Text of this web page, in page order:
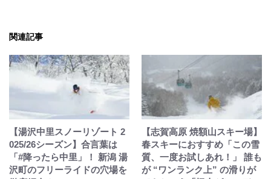
関連記事
【湯沢中里スノーリゾート 2
025/26シーズン】合言葉は
「#降ったら中里」！ 新潟 湯
沢町のフリーライドの穴場を
【志賀高原 焼額山スキー場】
春スキーにおすすめ「この雪
質、一度お試しあれ！」 誰も
が “ワンランク上” の滑りが